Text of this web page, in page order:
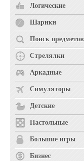
Логические
Шарики
Поиск предметов
Стрелялки
Аркадные
Симуляторы
Детские
Настольные
Большие игры
Бизнес